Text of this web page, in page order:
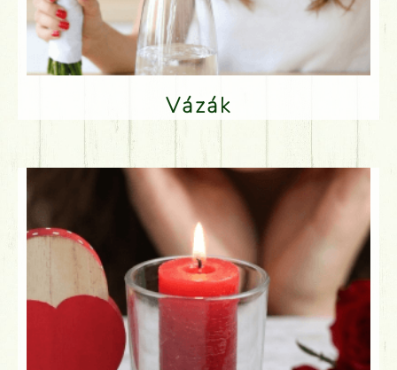
Vázák